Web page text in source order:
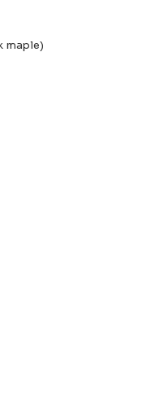
maple)